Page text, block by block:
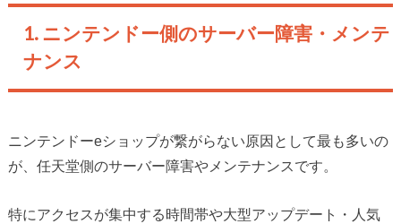
1. ニンテンドー側のサーバー障害・メンテ
ナンス
ニンテンドーeショップが繋がらない原因として最も多いの
が、任天堂側のサーバー障害やメンテナンスです。
特にアクセスが集中する時間帯や大型アップデート・人気